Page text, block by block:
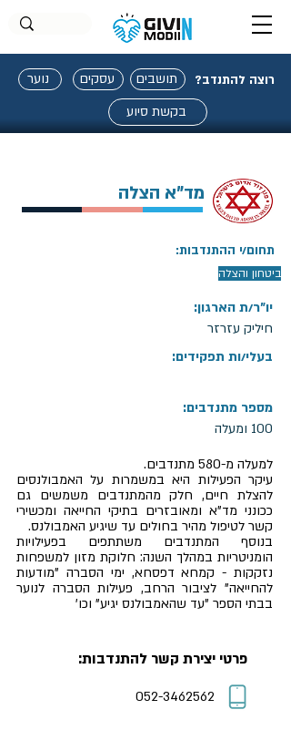
נוער עסקים תושבים רוצה להתנדב?
בקשת סיוע
מד"א הצלה
תחום/י ההתנדבות:
ביטחון והצלה
יו"ר/ת הארגון:
חיליק עזרזר
בעלי/ות תפקידים:
מספר מתנדבים:
100 ומעלה
למעלה מ-580 מתנדבים.
עיקר הפעילות היא במשמרות על האמבולנסים
להצלת חיים, חלק מהמתנדבים משמשים גם
ככונני מד"א ומאובזרים בתיקי החייאה ומכשירי
קשר לטיפול מהיר בחולים עד שיגיע האמבולנס.
בנוסף המתנדבים משתתפים בפעילויות
הומניטריות במהלך השנה: חלוקת מזון למשפחות
נזקקות - קמחא דפסחא, ימי הסברה "מודעות
להחייאה" לציבור הרחב, פעילות הסברה לנוער
בבתי הספר "עד שהאמבולנס יגיע" וכו'
פרטי יצירת קשר להתנדבות:
052-3462562